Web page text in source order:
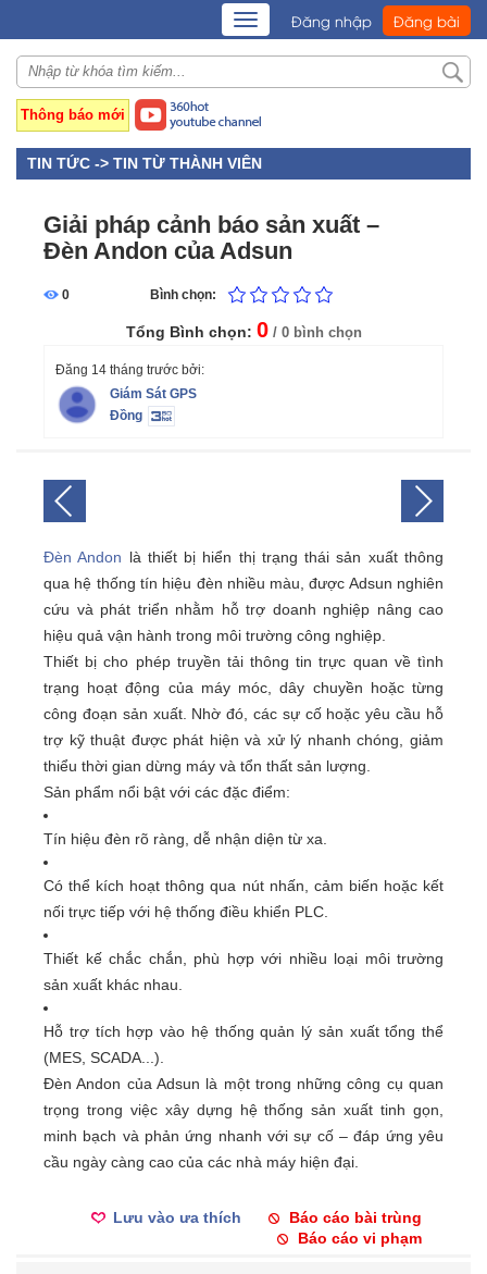
TOGGLE
NAVIGATION
Đăng nhập Đăng bài
Thông báo mới
TIN TỨC -> TIN TỪ THÀNH VIÊN
Giải pháp cảnh báo sản xuất –
Đèn Andon của Adsun
0 Bình chọn:
Tổng Bình chọn: 0 / 0 bình chọn
Đăng 14 tháng trước bởi:
Giám Sát GPS
Đồng
Đèn Andon là thiết bị hiển thị trạng thái sản xuất thông
qua hệ thống tín hiệu đèn nhiều màu, được Adsun nghiên
cứu và phát triển nhằm hỗ trợ doanh nghiệp nâng cao
hiệu quả vận hành trong môi trường công nghiệp.
Thiết bị cho phép truyền tải thông tin trực quan về tình
trạng hoạt động của máy móc, dây chuyền hoặc từng
công đoạn sản xuất. Nhờ đó, các sự cố hoặc yêu cầu hỗ
trợ kỹ thuật được phát hiện và xử lý nhanh chóng, giảm
thiểu thời gian dừng máy và tổn thất sản lượng.
Sản phẩm nổi bật với các đặc điểm:
Tín hiệu đèn rõ ràng, dễ nhận diện từ xa.
Có thể kích hoạt thông qua nút nhấn, cảm biến hoặc kết
nối trực tiếp với hệ thống điều khiển PLC.
Thiết kế chắc chắn, phù hợp với nhiều loại môi trường
sản xuất khác nhau.
Hỗ trợ tích hợp vào hệ thống quản lý sản xuất tổng thể
(MES, SCADA...).
Đèn Andon của Adsun là một trong những công cụ quan
trọng trong việc xây dựng hệ thống sản xuất tinh gọn,
minh bạch và phản ứng nhanh với sự cố – đáp ứng yêu
cầu ngày càng cao của các nhà máy hiện đại.
Lưu vào ưa thích
Báo cáo bài trùng
Báo cáo vi phạm